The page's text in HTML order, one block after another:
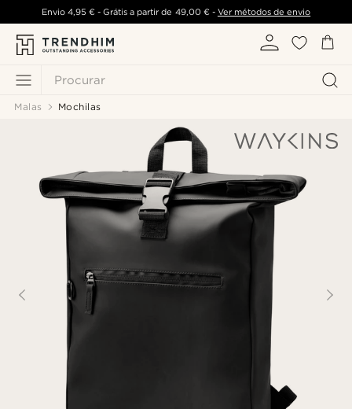
Procurar
Envio 4,95 €- Grátis a partir de 49,00 €- Ver métodos de envio
Malas Mochilas